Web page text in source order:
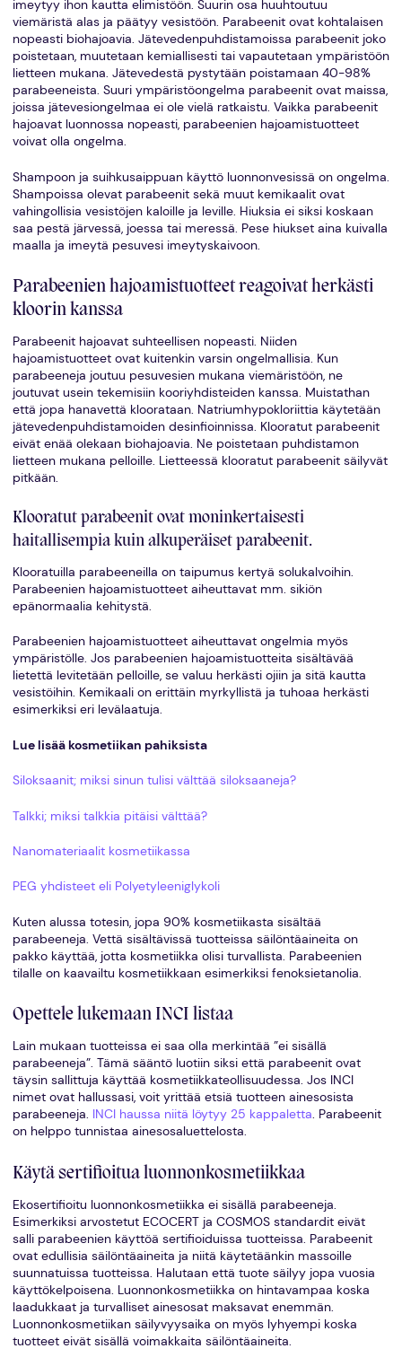
imeytyy ihon kautta elimistöön. Suurin osa huuhtoutuu
viemäristä alas ja päätyy vesistöön. Parabeenit ovat kohtalaisen
nopeasti biohajoavia. Jätevedenpuhdistamoissa parabeenit joko
poistetaan, muutetaan kemiallisesti tai vapautetaan ympäristöön
lietteen mukana. Jätevedestä pystytään poistamaan 40-98%
parabeeneista. Suuri ympäristöongelma parabeenit ovat maissa,
joissa jätevesiongelmaa ei ole vielä ratkaistu. Vaikka parabeenit
hajoavat luonnossa nopeasti, parabeenien hajoamistuotteet
voivat olla ongelma.
Shampoon ja suihkusaippuan käyttö luonnonvesissä on ongelma.
Shampoissa olevat parabeenit sekä muut kemikaalit ovat
vahingollisia vesistöjen kaloille ja leville. Hiuksia ei siksi koskaan
saa pestä järvessä, joessa tai meressä. Pese hiukset aina kuivalla
maalla ja imeytä pesuvesi imeytyskaivoon.
Parabeenien hajoamistuotteet reagoivat herkästi
kloorin kanssa
Parabeenit hajoavat suhteellisen nopeasti. Niiden
hajoamistuotteet ovat kuitenkin varsin ongelmallisia. Kun
parabeeneja joutuu pesuvesien mukana viemäristöön, ne
joutuvat usein tekemisiin kooriyhdisteiden kanssa. Muistathan
että jopa hanavettä kloorataan. Natriumhypokloriittia käytetään
jätevedenpuhdistamoiden desinfioinnissa. Klooratut parabeenit
eivät enää olekaan biohajoavia. Ne poistetaan puhdistamon
lietteen mukana pelloille. Lietteessä klooratut parabeenit säilyvät
pitkään.
Klooratut parabeenit ovat moninkertaisesti
haitallisempia kuin alkuperäiset parabeenit.
Klooratuilla parabeeneilla on taipumus kertyä solukalvoihin.
Parabeenien hajoamistuotteet aiheuttavat mm. sikiön
epänormaalia kehitystä.
Parabeenien hajoamistuotteet aiheuttavat ongelmia myös
ympäristölle. Jos parabeenien hajoamistuotteita sisältävää
lietettä levitetään pelloille, se valuu herkästi ojiin ja sitä kautta
vesistöihin. Kemikaali on erittäin myrkyllistä ja tuhoaa herkästi
esimerkiksi eri levälaatuja.
Lue lisää kosmetiikan pahiksista
Siloksaanit; miksi sinun tulisi välttää siloksaaneja?
Talkki; miksi talkkia pitäisi välttää?
Nanomateriaalit kosmetiikassa
PEG yhdisteet eli Polyetyleeniglykoli
Kuten alussa totesin, jopa 90% kosmetiikasta sisältää
parabeeneja. Vettä sisältävissä tuotteissa säilöntäaineita on
pakko käyttää, jotta kosmetiikka olisi turvallista. Parabeenien
tilalle on kaavailtu kosmetiikkaan esimerkiksi fenoksietanolia.
Opettele lukemaan INCI listaa
Lain mukaan tuotteissa ei saa olla merkintää ”ei sisällä
parabeeneja”. Tämä sääntö luotiin siksi että parabeenit ovat
täysin sallittuja käyttää kosmetiikkateollisuudessa. Jos INCI
nimet ovat hallussasi, voit yrittää etsiä tuotteen ainesosista
parabeeneja. INCI haussa niitä löytyy 25 kappaletta. Parabeenit
on helppo tunnistaa ainesosaluettelosta.
Käytä sertifioitua luonnonkosmetiikkaa
Ekosertifioitu luonnonkosmetiikka ei sisällä parabeeneja.
Esimerkiksi arvostetut ECOCERT ja COSMOS standardit eivät
salli parabeenien käyttöä sertifioiduissa tuotteissa. Parabeenit
ovat edullisia säilöntäaineita ja niitä käytetäänkin massoille
suunnatuissa tuotteissa. Halutaan että tuote säilyy jopa vuosia
käyttökelpoisena. Luonnonkosmetiikka on hintavampaa koska
laadukkaat ja turvalliset ainesosat maksavat enemmän.
Luonnonkosmetiikan säilyvyysaika on myös lyhyempi koska
tuotteet eivät sisällä voimakkaita säilöntäaineita.